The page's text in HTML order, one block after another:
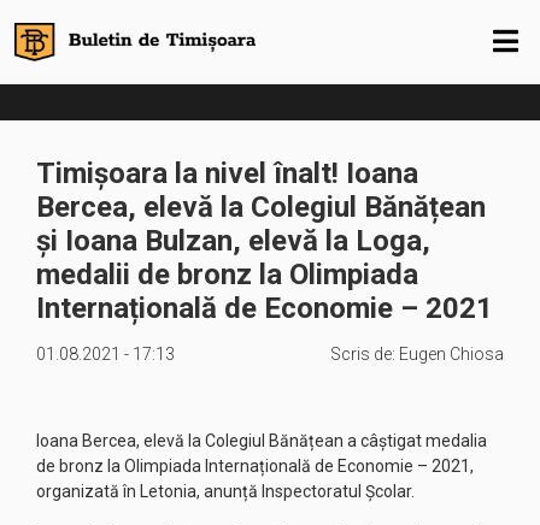
Timișoara la nivel înalt! Ioana
Bercea, elevă la Colegiul Bănățean
și Ioana Bulzan, elevă la Loga,
medalii de bronz la Olimpiada
Internațională de Economie – 2021
01.08.2021 - 17:13 Scris de: Eugen Chiosa
Ioana Bercea, elevă la Colegiul Bănățean a câștigat medalia
de bronz la Olimpiada Internațională de Economie – 2021,
organizată în Letonia, anunță Inspectoratul Școlar.